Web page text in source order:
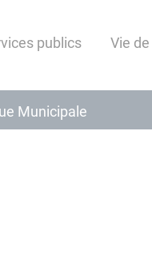
publics Vie
Municipale